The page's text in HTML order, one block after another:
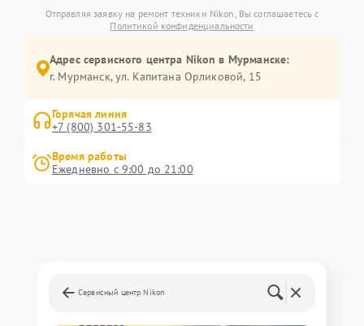
Отправляя заявку на ремонт техники Nikon, Вы соглашаетесь с
Политикой конфиденциальности
Адрес сервисного центра Nikon в Мурманске:
г. Мурманск, ул. Капитана Орликовой, 15
Горячая линия
+7 (800) 301-55-83
Время работы
Ежедневно с 9:00 до 21:00
Сервисный центр Nikon